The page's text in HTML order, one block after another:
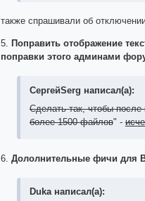
также спрашивали об
5. Поправить отображение
поправки этого админами
СергейSerg написал(а):
Сделать так, чтобы после
более 1500 файлов" -
6.Дололнительные фичи для
Duka написал(а):